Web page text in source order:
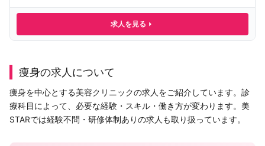
求人を見る
痩身の求人について
痩身を中心とする美容クリニックの求人をご紹介しています。診
療科目によって、必要な経験・スキル・働き方が変わります。美
STARでは経験不問・研修体制ありの求人も取り扱っています。